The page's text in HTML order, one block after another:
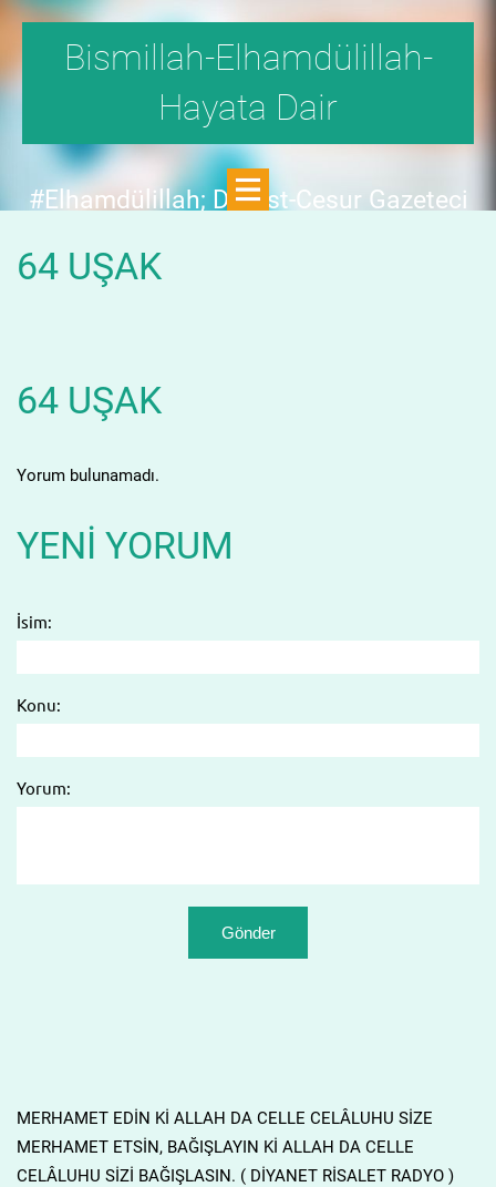
Bismillah-Elhamdülillah-
Hayata Dair
#Elhamdülillah; Dürüst-Cesur Gazeteci
Dergisi,fetö tehlikesini SAYFA SAYFA
64 UŞAK
64 UŞAK
Yorum bulunamadı.
YENI YORUM
İsim:
Konu:
Yorum:
MERHAMET EDİN Kİ ALLAH DA CELLE CELÂLUHU SİZE
MERHAMET ETSİN, BAĞIŞLAYIN Kİ ALLAH DA CELLE
CELÂLUHU SİZİ BAĞIŞLASIN. ( DİYANET RİSALET RADYO )